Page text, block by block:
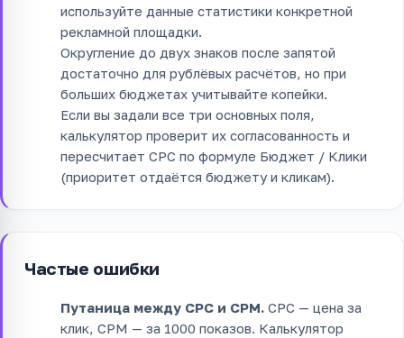
используйте данные статистики конкретной
рекламной площадки.
Округление до двух знаков после запятой
достаточно для рублёвых расчётов, но при
больших бюджетах учитывайте копейки.
Если вы задали все три основных поля,
калькулятор проверит их согласованность и
пересчитает CPC по формуле Бюджет / Клики
(приоритет отдаётся бюджету и кликам).
Частые ошибки
Путаница между CPC и CPM. CPC — цена за
клик, CPM — за 1000 показов. Калькулятор